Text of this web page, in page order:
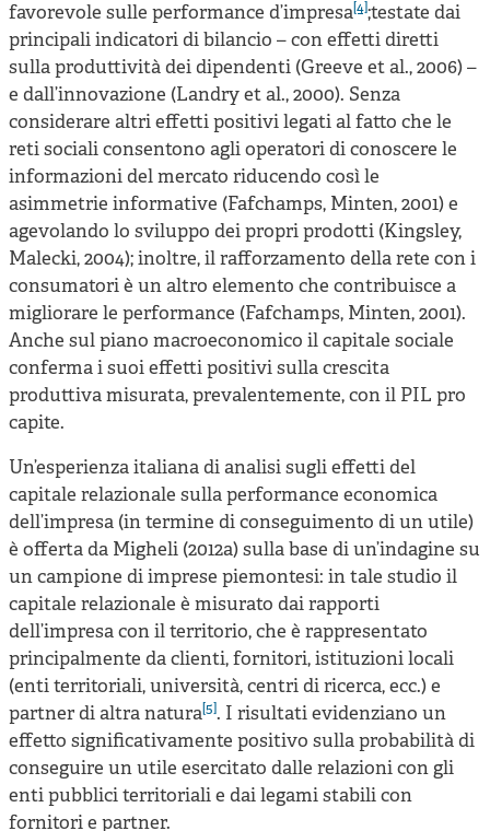
favorevole sulle performance d’impresa[4];testate dai
principali indicatori di bilancio – con effetti diretti
sulla produttività dei dipendenti (Greeve et al., 2006) –
e dall’innovazione (Landry et al., 2000). Senza
considerare altri effetti positivi legati al fatto che le
reti sociali consentono agli operatori di conoscere le
informazioni del mercato riducendo così le
asimmetrie informative (Fafchamps, Minten, 2001) e
agevolando lo sviluppo dei propri prodotti (Kingsley,
Malecki, 2004); inoltre, il rafforzamento della rete con i
consumatori è un altro elemento che contribuisce a
migliorare le performance (Fafchamps, Minten, 2001).
Anche sul piano macroeconomico il capitale sociale
conferma i suoi effetti positivi sulla crescita
produttiva misurata, prevalentemente, con il PIL pro
capite.
Un’esperienza italiana di analisi sugli effetti del
capitale relazionale sulla performance economica
dell’impresa (in termine di conseguimento di un utile)
è offerta da Migheli (2012a) sulla base di un’indagine su
un campione di imprese piemontesi: in tale studio il
capitale relazionale è misurato dai rapporti
dell’impresa con il territorio, che è rappresentato
principalmente da clienti, fornitori, istituzioni locali
(enti territoriali, università, centri di ricerca, ecc.) e
partner di altra natura[5]. I risultati evidenziano un
effetto significativamente positivo sulla probabilità di
conseguire un utile esercitato dalle relazioni con gli
enti pubblici territoriali e dai legami stabili con
fornitori e partner.